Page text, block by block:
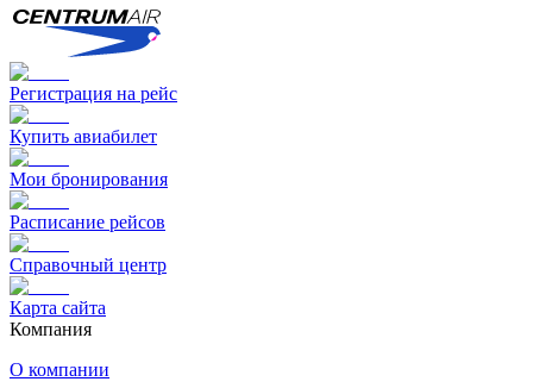
Регистрация на рейс
Купить авиабилет
Мои бронирования
Расписание рейсов
Справочный центр
Карта сайта
Компания
О компании